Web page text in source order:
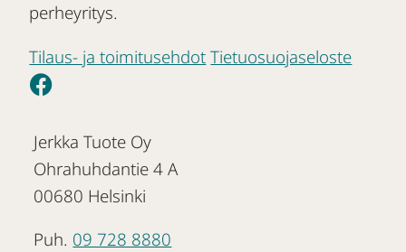
perheyritys.
Tilaus- ja toimitusehdot Tietuosuojaseloste
Jerkka Tuote Oy
Ohrahuhdantie 4 A
00680 Helsinki
Puh. 09 728 8880